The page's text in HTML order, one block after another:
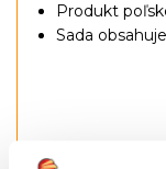
Produkt
Sada